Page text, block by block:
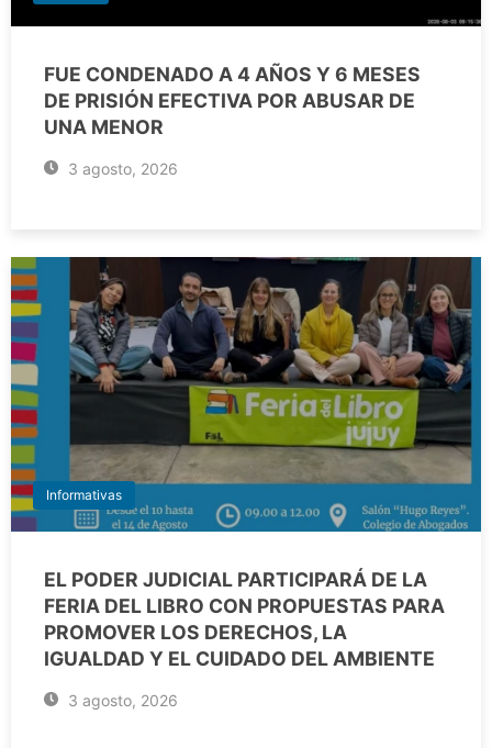
FUE CONDENADO A 4 AÑOS Y 6 MESES
DE PRISIÓN EFECTIVA POR ABUSAR DE
UNA MENOR
3 agosto, 2026
Informativas
EL PODER JUDICIAL PARTICIPARÁ DE LA
FERIA DEL LIBRO CON PROPUESTAS PARA
PROMOVER LOS DERECHOS, LA
IGUALDAD Y EL CUIDADO DEL AMBIENTE
3 agosto, 2026